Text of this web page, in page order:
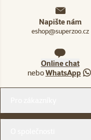
Napište nám
eshop@superzoo.cz
Online chat
neboWhatsApp